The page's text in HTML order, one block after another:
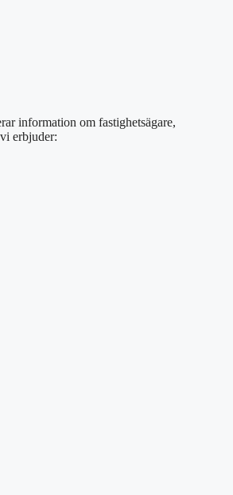
information om fastighetsägare,
erbjuder: